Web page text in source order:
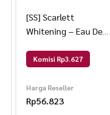
[SS] Scarlett
Whitening – Eau De
Komisi Rp3.627
Harga Reseller
Rp56.823